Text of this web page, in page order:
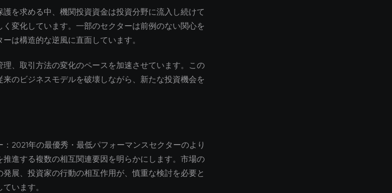
を求める中、機関投資資金は投資分野に流入し続けて
変化しています。一部のセクターは前例のない関心を
は構造的な逆風に直面しています。
、取引方法の変化のペースを加速させています。この
のビジネスモデルを破壊しながら、新たな投資機会を
2021年の最優秀・最低パフォーマンスセクターのより
進する複数の相互関連要因を明らかにします。市場の
展、投資家の行動の相互作用が、慎重な検討を必要と
います。